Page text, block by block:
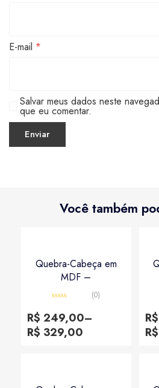
E-mail *
Salvar meus dados neste
que eu comentar.
Você também
Quebra-Cabeça em
MDF –
0
de
5
(0)
R$ 249,00–
R$ 329,00
R$
R$